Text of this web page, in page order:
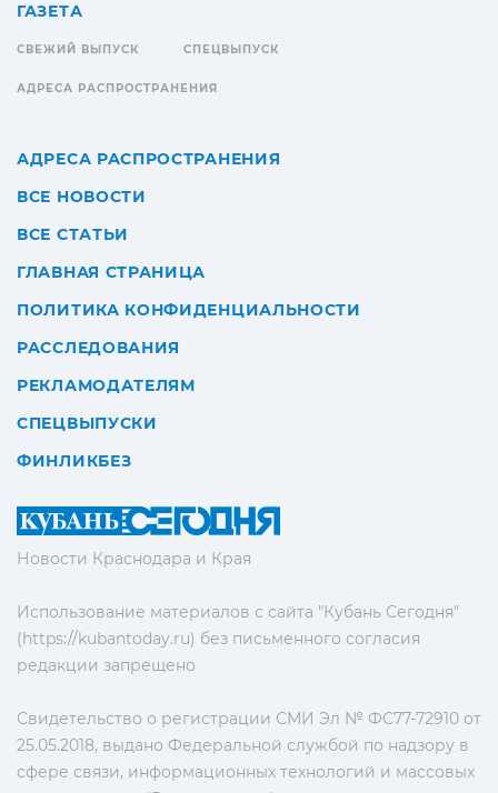
Новости Краснодара и Края
Использование материалов с сайта "Кубань Сегодня"
(https://kubantoday.ru) без письменного согласия
редакции запрещено
Свидетельство о регистрации СМИ Эл № ФС77-72910 от
25.05.2018, выдано Федеральной службой по надзору в
сфере связи, информационных технологий и массовых
ГАЗЕТА
СВЕЖИЙ ВЫПУСК СПЕЦВЫПУСК
АДРЕСА РАСПРОСТРАНЕНИЯ
АДРЕСА РАСПРОСТРАНЕНИЯ
ВСЕ НОВОСТИ
ВСЕ СТАТЬИ
ГЛАВНАЯ СТРАНИЦА
ПОЛИТИКА КОНФИДЕНЦИАЛЬНОСТИ
РАССЛЕДОВАНИЯ
РЕКЛАМОДАТЕЛЯМ
СПЕЦВЫПУСКИ
ФИНЛИКБЕЗ